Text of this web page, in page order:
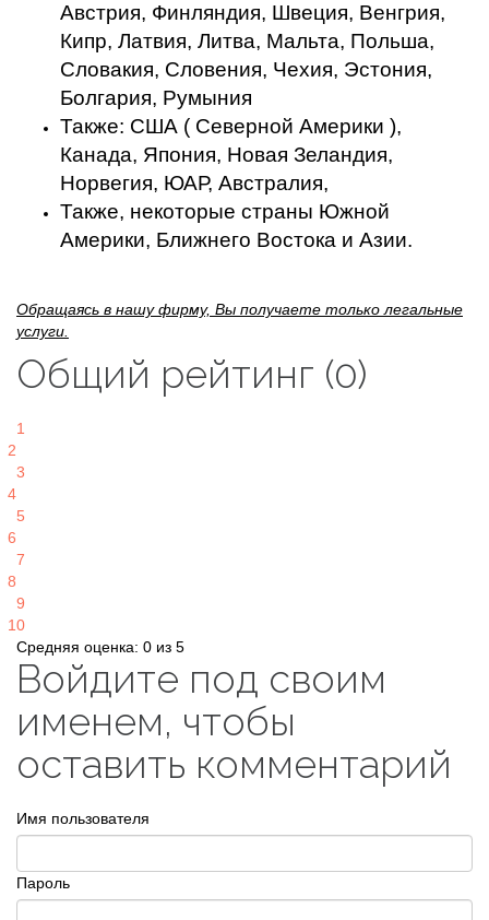
Австрия, Финляндия, Швеция, Венгрия,
Кипр, Латвия, Литва, Мальта, Польша,
Словакия, Словения, Чехия, Эстония,
Болгария, Румыния
Также: США ( Северной Америки ),
Канада, Япония, Новая Зеландия,
Норвегия, ЮАР, Австралия,
Также, некоторые страны Южной
Америки, Ближнего Востока и Азии.
Обращаясь в нашу фирму, Вы получаете только легальные
услуги.
Общий рейтинг (0)
1
2
3
4
5
6
7
8
9
10
Средняя оценка: 0 из 5
Войдите под своим
именем, чтобы
оставить комментарий
Имя пользователя
Пароль